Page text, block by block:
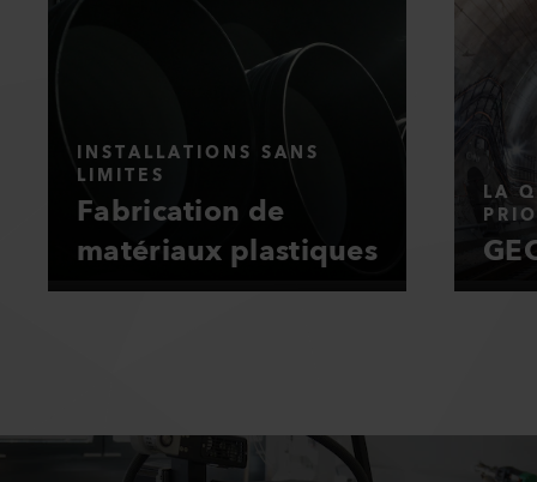
INSTALLATIONS SANS
LIMITES
Fabrication de
matériaux plastiques
LA